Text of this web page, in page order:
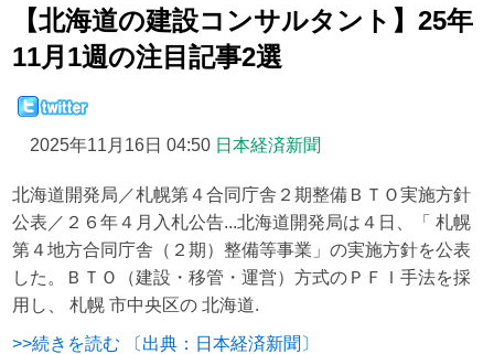
【北海道の建設コンサルタント】25年
11月1週の注目記事2選
2025年11月16日 04:50 日本経済新聞
北海道開発局／札幌第４合同庁舎２期整備ＢＴＯ実施方針
公表／２６年４月入札公告...北海道開発局は４日、「 札幌
第４地方合同庁舎（２期）整備等事業」の実施方針を公表
した。ＢＴＯ（建設・移管・運営）方式のＰＦＩ手法を採
用し、 札幌 市中央区の 北海道.
>>続きを読む 〔出典：日本経済新聞〕